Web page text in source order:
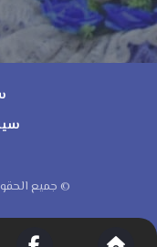
© جميع